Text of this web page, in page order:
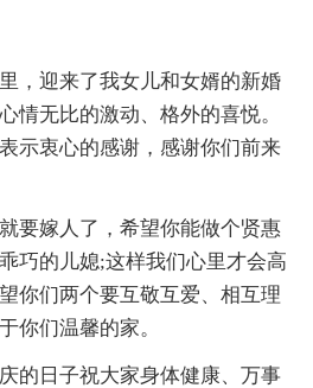
，迎来了我女儿和女婿的新婚
情无比的激动、格外的喜悦。
示衷心的感谢，感谢你们前来
要嫁人了，希望你能做个贤惠
巧的儿媳;这样我们心里才会高
你们两个要互敬互爱、相互理
你们温馨的家。
的日子祝大家身体健康、万事